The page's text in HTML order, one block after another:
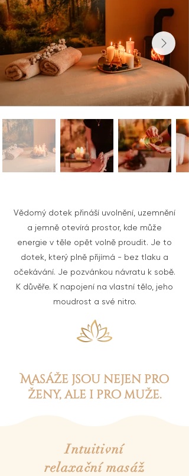
Vědomý dotek přináší uvolnění, uzemnění
a jemně otevírá prostor, kde může
energie v těle opět volně proudit. Je to
dotek, který plně přijímá - bez tlaku a
očekávání. Je pozvánkou návratu k sobě.
K důvěře. K napojení na vlastní tělo, jeho
moudrost a své nitro.
Masáže jsou nejen pro
ženy, ale i pro muže.
Intuitivní
relaxační masáž